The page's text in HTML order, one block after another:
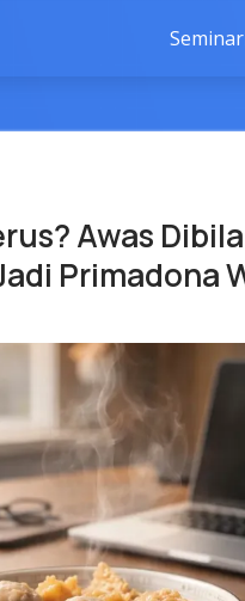
Awas
Primadona